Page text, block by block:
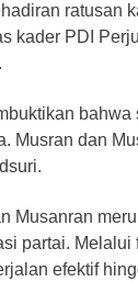
ratusan
kader PDI
bahwa
Musran dan
Musanran
partai. Melalui
efektif